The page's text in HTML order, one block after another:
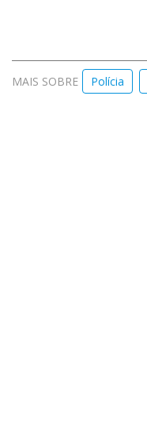
MAIS SOBRE Polícia